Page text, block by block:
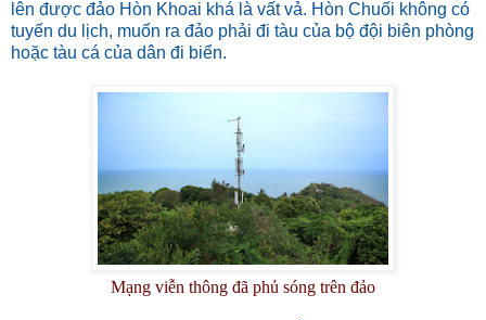
lên được đảo Hòn Khoai khá là vất vả. Hòn Chuối không có
tuyến du lịch, muốn ra đảo phải đi tàu của bộ đội biên phòng
hoặc tàu cá của dân đi biển.
Mạng viễn thông đã phủ sóng trên đảo